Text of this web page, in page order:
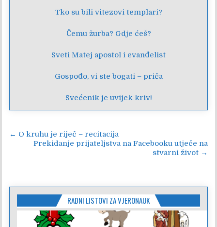
Tko su bili vitezovi templari?
Čemu žurba? Gdje ćeš?
Sveti Matej apostol i evanđelist
Gospođo, vi ste bogati – priča
Svećenik je uvijek kriv!
Navigacija
objava
← O kruhu je riječ – recitacija
Prekidanje prijateljstva na Facebooku utječe na
stvarni život →
RADNI LISTOVI ZA VJERONAUK